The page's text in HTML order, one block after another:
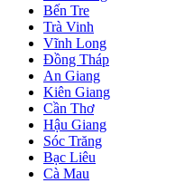
Bến Tre
Trà Vinh
Vĩnh Long
Đồng Tháp
An Giang
Kiên Giang
Cần Thơ
Hậu Giang
Sóc Trăng
Bạc Liêu
Cà Mau